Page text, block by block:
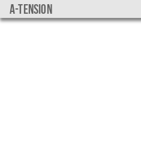
a-tension